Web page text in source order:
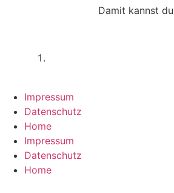
Damit kannst
Impressum
Datenschutz
Home
Impressum
Datenschutz
Home